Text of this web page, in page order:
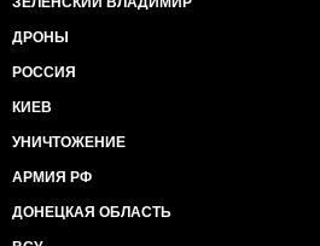
ДРОНЫ
РОССИЯ
КИЕВ
УНИЧТОЖЕНИЕ
АРМИЯ РФ
ДОНЕЦКАЯ ОБЛАСТЬ